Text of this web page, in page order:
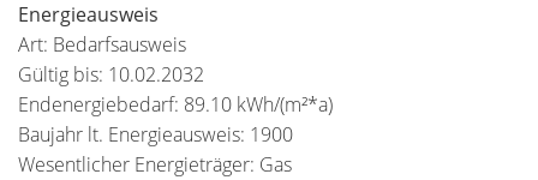
Energieausweis
Art: Bedarfsausweis
Gültig bis: 10.02.2032
Endenergiebedarf: 89.10 kWh/(m²*a)
Baujahr lt. Energieausweis: 1900
Wesentlicher Energieträger: Gas